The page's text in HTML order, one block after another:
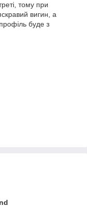
тому при
вигин, а
буде з